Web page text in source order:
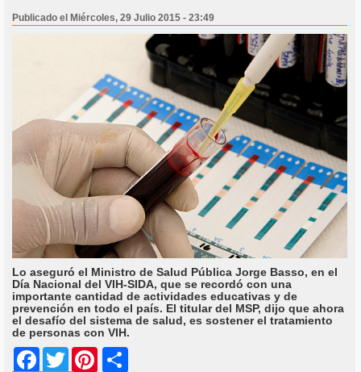
Publicado el Miércoles, 29 Julio 2015 - 23:49
Lo aseguró el Ministro de Salud Pública Jorge Basso, en el
Día Nacional del VIH-SIDA, que se recordó con una
importante cantidad de actividades educativas y de
prevención en todo el país. El titular del MSP, dijo que ahora
el desafío del sistema de salud, es sostener el tratamiento
de personas con VIH.
Facebook
Twitter Pinterest